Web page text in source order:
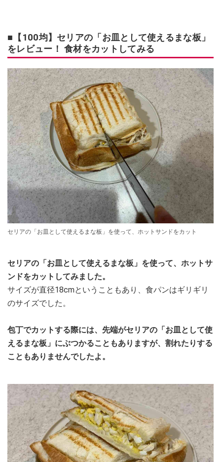
■【100均】セリアの「お皿として使えるまな板」
をレビュー！ 食材をカットしてみる
セリアの「お皿として使えるまな板」を使って、ホットサンドをカット
セリアの「お皿として使えるまな板」を使って、ホットサ
ンドをカットしてみました。
サイズが直径18cmということもあり、食パンはギリギリ
のサイズでした。
包丁でカットする際には、先端がセリアの「お皿として使
えるまな板」にぶつかることもありますが、割れたりする
こともありませんでしたよ。